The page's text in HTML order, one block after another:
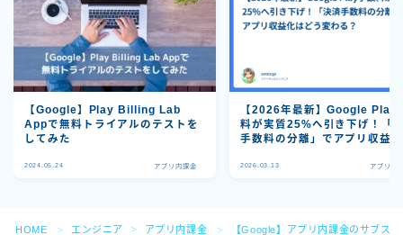
Follow Me
【Google】Play Billing Lab
Appで無料トライアルのテストを
してみた
2024.05.24 アプリ内課金
【2026年最新】Google Play
料が実質25%へ引き下げ！「
手数料の分離」でアプリ収益
2026.03.13 アプリ内
HOME ＞ エンジニア ＞ アプリ内課金 ＞ 【Google】アプリ内課金のサブス